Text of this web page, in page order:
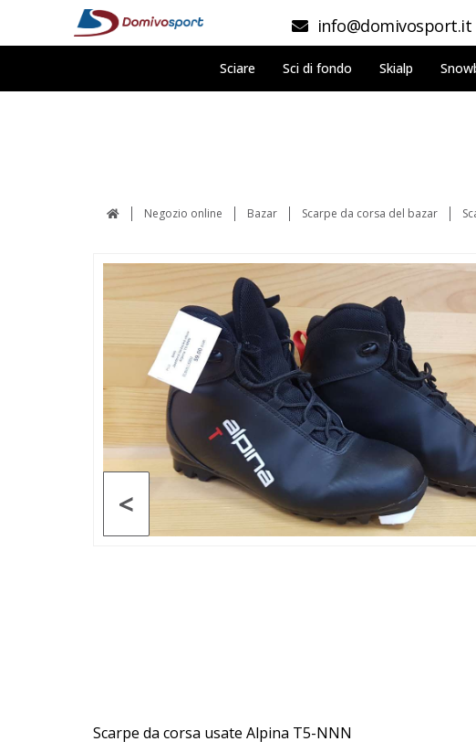
info@domivosport.it
Sciare Sci di fondo Skialp
Negozio online Bazar Scarpe da corsa del bazar
<
Scarpe da corsa usate Alpina T5-NNN